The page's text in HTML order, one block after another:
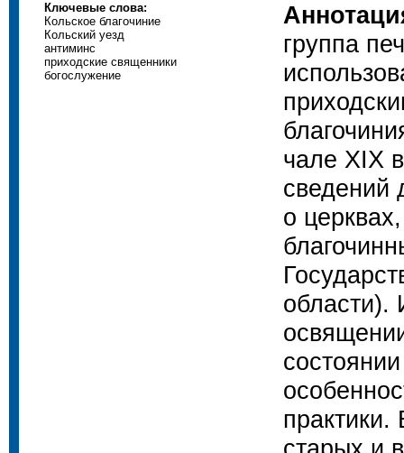
Ключевые слова:
Кольское благочиние
Кольский уезд
антиминс
приходские священники
богослужение
группа
чале XIX
сведений
о
области).